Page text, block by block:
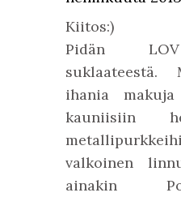
Kiitos:)
Pidän LOV
ihania
kauniisiin
valkoinen
ainakin